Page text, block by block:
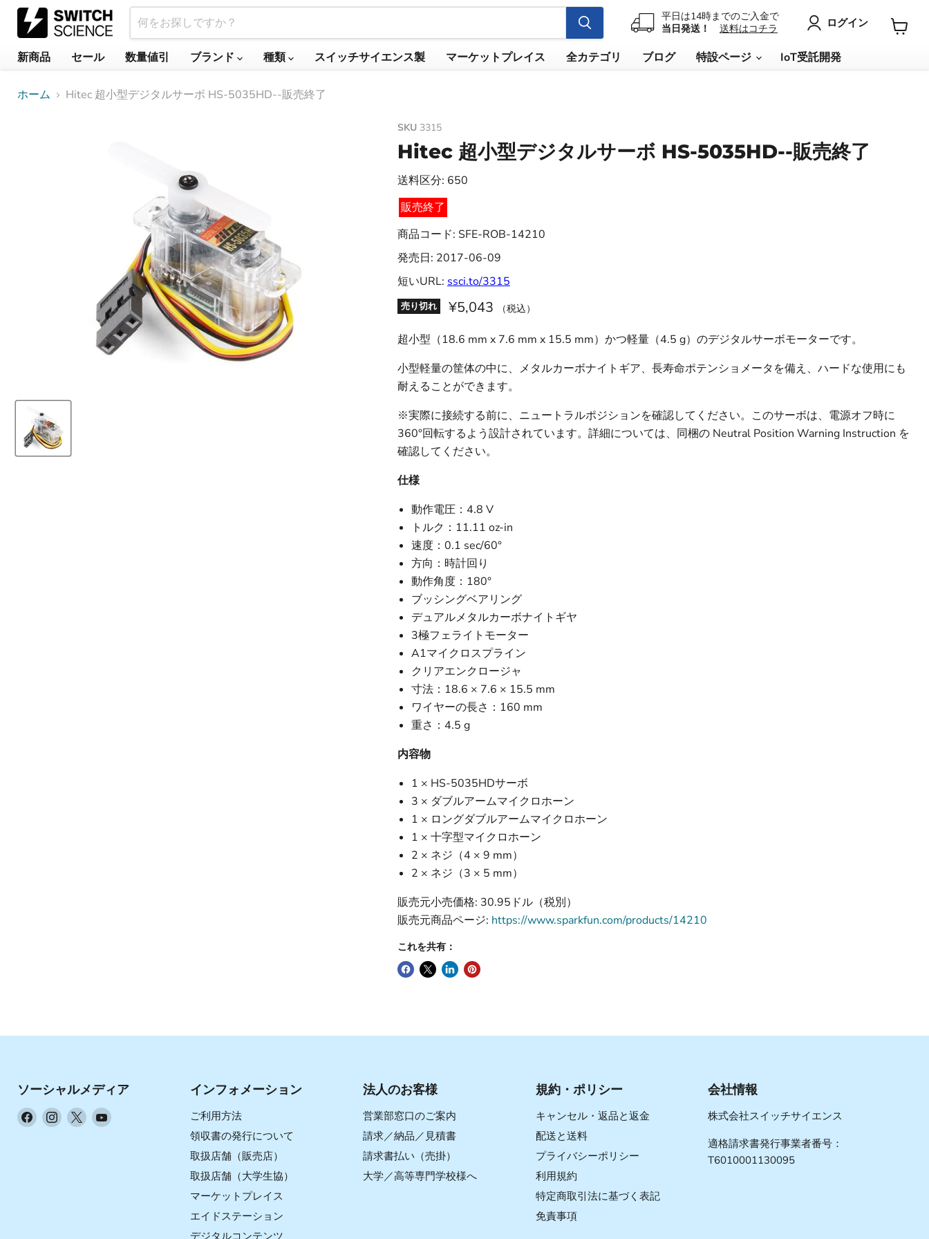
平日は14時までのご入金で
当日発送！
送料はコチラ ログイン
新商品 セール 数量値引 ブランド 種類 スイッチサイエンス製 マーケットプレイス 全カテゴリ ブログ 特設ページ IoT受託開発
ホーム Hitec 超小型デジタルサーボ HS-5035HD--販売終了
SKU 3315
Hitec 超小型デジタルサーボ HS-5035HD--販売終了
送料区分: 650
販売終了
商品コード: SFE-ROB-14210
発売日: 2017-06-09
短いURL: ssci.to/3315
売り切れ ¥5,043 （税込）
超小型（18.6 mm x 7.6 mm x 15.5 mm）かつ軽量（4.5 g）のデジタルサーボモーターです。
小型軽量の筐体の中に、メタルカーボナイトギア、長寿命ポテンショメータを備え、ハードな使用にも
耐えることができます。
※実際に接続する前に、ニュートラルポジションを確認してください。このサーボは、電源オフ時に
360°回転するよう設計されています。詳細については、同梱の Neutral Position Warning Instruction を
確認してください。
仕様
動作電圧：4.8 V
トルク：11.11 oz-in
速度：0.1 sec/60°
方向：時計回り
動作角度：180°
ブッシングベアリング
デュアルメタルカーボナイトギヤ
3極フェライトモーター
A1マイクロスプライン
クリアエンクロージャ
寸法：18.6 × 7.6 × 15.5 mm
ワイヤーの長さ：160 mm
重さ：4.5 g
内容物
1 × HS-5035HDサーボ
3 × ダブルアームマイクロホーン
1 × ロングダブルアームマイクロホーン
1 × 十字型マイクロホーン
2 × ネジ（4 × 9 mm）
2 × ネジ（3 × 5 mm）
販売元小売価格: 30.95ドル（税別）
販売元商品ページ: https://www.sparkfun.com/products/14210
これを共有：
ソーシャルメディア
FacebookInstagram
X
YouTube
インフォメーション
ご利用方法
領収書の発行について
取扱店舗（販売店）
取扱店舗（大学生協）
マーケットプレイス
エイドステーション
デジタルコンテンツ
法人のお客様
営業部窓口のご案内
請求／納品／見積書
請求書払い（売掛）
大学／高等専門学校様へ
規約・ポリシー
キャンセル・返品と返金
配送と送料
プライバシーポリシー
利用規約
特定商取引法に基づく表記
免責事項
会社情報
株式会社スイッチサイエンス
適格請求書発行事業者番号：
T6010001130095